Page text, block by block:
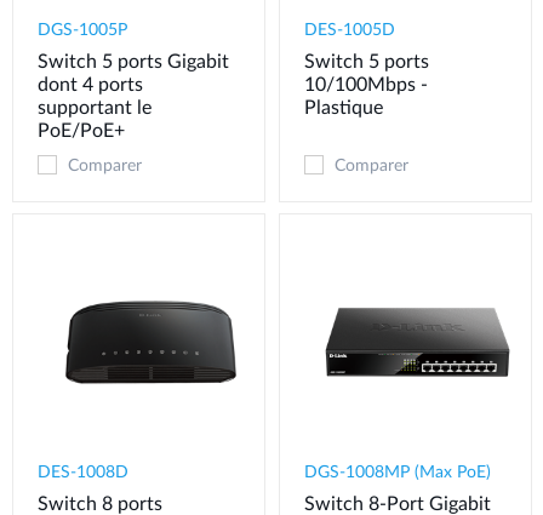
DGS-1005P
Switch 5 ports Gigabit
dont 4 ports
supportant le
PoE/PoE+
Comparer
DES-1005D
Switch 5 ports
10/100Mbps -
Plastique
Comparer
DES-1008D
Switch 8 ports
DGS-1008MP (Max PoE)
Switch 8-Port Gigabit